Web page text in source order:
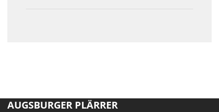
AUGSBURGER PLÄRRER